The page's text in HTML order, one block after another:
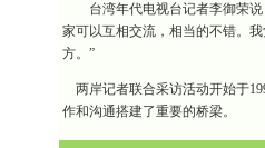
台湾年代电视台记者李御荣说
家可以互相交流，相当的不错。
方。”
两岸记者联合采访活动开始于
作和沟通搭建了重要的桥梁。